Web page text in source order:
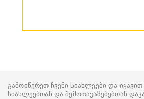
გამოიწერეთ ჩვენი სიახლეები და იყავით
სიახლეებთან და შემოთავაზებებთან